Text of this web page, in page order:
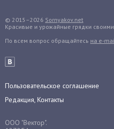
Гуава
Гузмания
Дайкон
Дендробиум
Денежное дерево
© 2015–2026 Sornyakov.net
Красивые и урожайные грядки
По всем вопрос обращайтесь на e-
Пользовательское соглашение
Редакция, Контакты
ООО "Вектор".